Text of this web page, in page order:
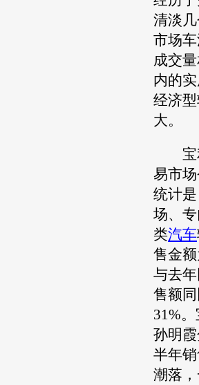
清淡
市场
成交
内的
经济
大。
宝
易市
统计
场、
类汽车
售金
与去
售额
31%
孙明
半年
潮落